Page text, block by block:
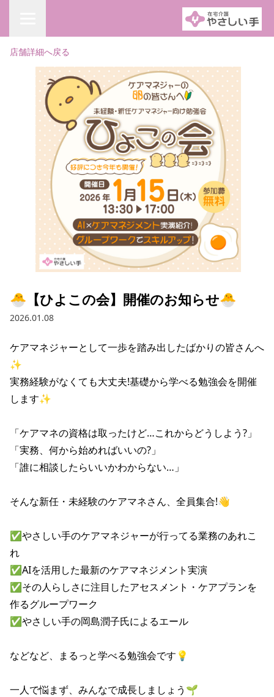
店舗詳細へ戻る
🐣【ひよこの会】開催のお知らせ🐣
2026.01.08
ケアマネジャーとして一歩を踏み出したばかりの皆さんへ
✨
実務経験がなくても大丈夫!基礎から学べる勉強会を開催
します✨
「ケアマネの資格は取ったけど…これからどうしよう?」
「実務、何から始めればいいの?」
「誰に相談したらいいかわからない…」
そんな新任・未経験のケアマネさん、全員集合!👋
✅やさしい手のケアマネジャーが行ってる業務のあれこ
れ
✅AIを活用した最新のケアマネジメント実演
✅その人らしさに注目したアセスメント・ケアプランを
作るグループワーク
✅やさしい手の岡島潤子氏によるエール
などなど、まるっと学べる勉強会です💡
一人で悩まず、みんなで成長しましょう🌱